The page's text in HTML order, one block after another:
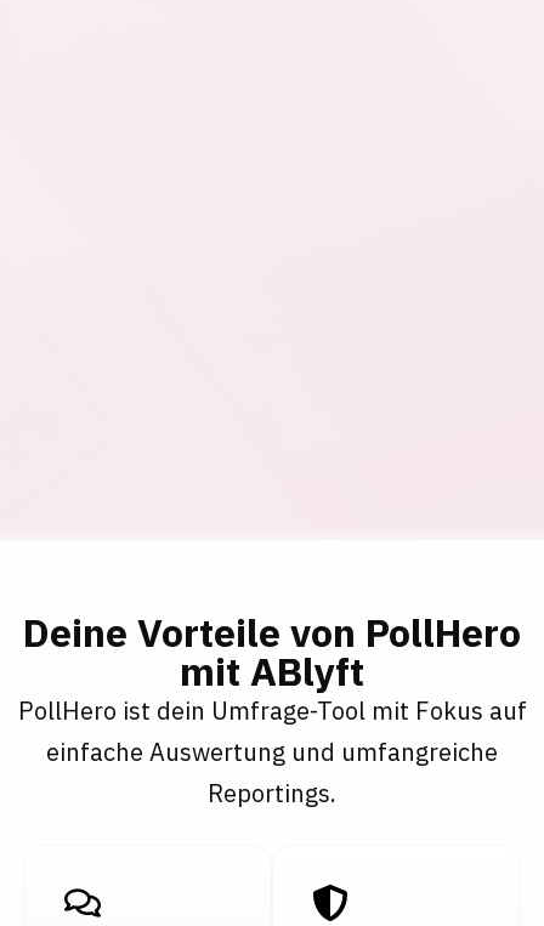
Deine Vorteile von PollHero
mit ABlyft
PollHero ist dein Umfrage-Tool mit Fokus auf
einfache Auswertung und umfangreiche
Reportings.